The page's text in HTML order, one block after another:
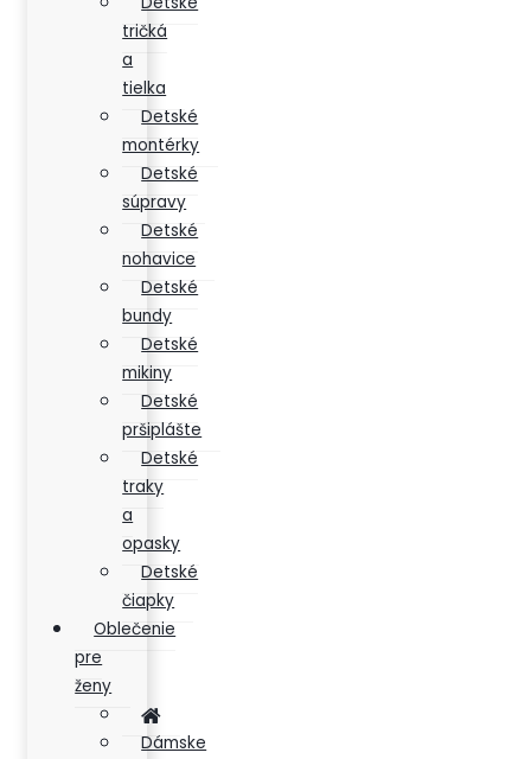
tričká
a
tielka
Detské
montérky
Detské
súpravy
Detské
nohavice
Detské
bundy
Detské
mikiny
Detské
pršiplášte
Detské
traky
a
opasky
Detské
čiapky
Oblečenie
pre
ženy
Dámske